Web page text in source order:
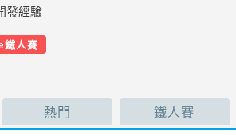
發經驗
人賽
熱門 鐵人賽